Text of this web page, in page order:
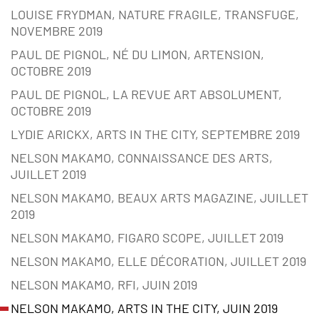
LOUISE FRYDMAN, NATURE FRAGILE, TRANSFUGE,
NOVEMBRE 2019
PAUL DE PIGNOL, NÉ DU LIMON, ARTENSION,
OCTOBRE 2019
PAUL DE PIGNOL, LA REVUE ART ABSOLUMENT,
OCTOBRE 2019
LYDIE ARICKX, ARTS IN THE CITY, SEPTEMBRE 2019
NELSON MAKAMO, CONNAISSANCE DES ARTS,
JUILLET 2019
NELSON MAKAMO, BEAUX ARTS MAGAZINE, JUILLET
2019
NELSON MAKAMO, FIGARO SCOPE, JUILLET 2019
NELSON MAKAMO, ELLE DÉCORATION, JUILLET 2019
NELSON MAKAMO, RFI, JUIN 2019
NELSON MAKAMO, ARTS IN THE CITY, JUIN 2019